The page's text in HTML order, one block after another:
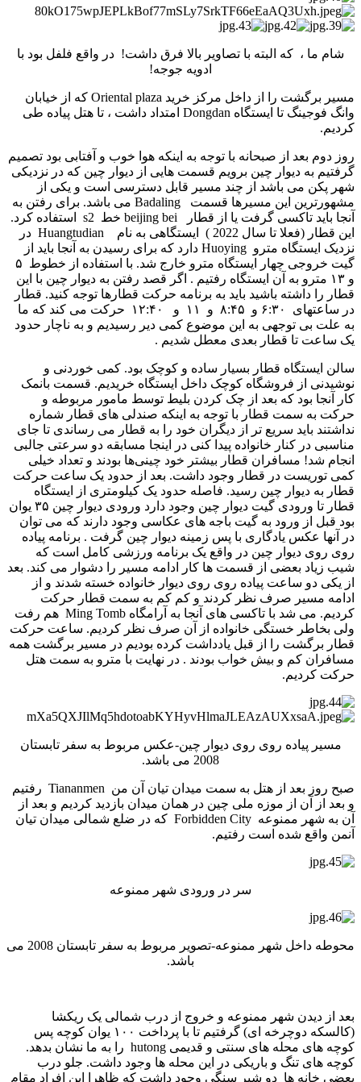
شام ما ، که البته با تصاویر بالا فرق داشت! در واقع فلفل بود با
ادویه جوجه!
مسیر برگشت را از داخل مرکز خرید Oriental plaza که از خیابان
وانگ فوجینگ تا ایستگاه Dongdan امتداد داشت ، تا هتل پیاده طی‌
کردیم.
روز دوم بعد از صبحانه با توجه به اینکه هوا خوب و آفتابی بود تصمیم
گرفتیم به دیوار چین برویم قسمت هایی از دیوار چین که در نزدیکی
شهر پکن می­ باشد از چند مسیر قابل دسترسی است و یکی از
مشهورترین این مسیرها قسمت Badaling می­ باشد. برای رفتن به
آنجا باید تاکسی گرفت یا از قطار beijing bei خط s2 استفاده کرد.
این قطار (فعلا تا سال 2022 ) ایستگاهی به نام Huangtudian در
نزدیک ایستگاه مترو Huoying دارد که برای رسیدن به آنجا باید از
گیت خروجی چهار ایستگاه مترو خارج شد. با استفاده از خطوط ۵
و ۱۳ مترو به آن ایستگاه رفتیم . اگر قصد رفتن به دیوار چین با این
قطار را داشته باشید باید به برنامه حرکت قطارها توجه کنید. قطار
در ساعتهای ۶:۳۰ و ۸:۴۵ و ۱۱ و ۱۲:۴۰ حرکت می ­کند که ما
به علت بی توجهی به این موضوع کمی دیر رسیدیم و به ناچار حدود
یک ساعت تا قطار بعدی معطل شدیم .
سالن ایستگاه قطار بسیار ساده و کوچک بود. کمی خوردنی و
نوشیدنی از فروشگاه کوچک داخل ایستگاه خریدیم. قسمت بانمک
کار آنجا بود که بعد از چک کردن بلیط توسط مامور مربوطه و
حرکت به سمت قطار با توجه به اینکه صندلی های قطار شماره
نداشتند باید سریع تر از دیگران خود را به قطار می ­رساندی تا جای
مناسبی در کنار خانواده پیدا کنی در اینجا مسابقه دو سرعتی جالبی
انجام شد! مسافران قطار بیشتر خود چینی‌ها بودند و تعداد خیلی
کمی توریست در قطار وجود داشت. بعد از حدود یک ساعت حرکت
قطار به دیوار چین رسید. فاصله حدود یک کیلومتری از ایستگاه
قطار تا ورودی گیت دیوار چین وجود دارد ورودی دیوار چین ۳۵ یوان
بود قبل از ورود به گیت باجه های عکاسی وجود دارند که می توان
در آنها عکس یادگاری با پس زمینه دیوار چین گرفت . برنامه پیاده
روی روی دیوار چین در واقع یک برنامه ورزشی کامل است که
شیب زیاد بعضی از قسمت ها کار ادامه مسیر را دشوار می­ کند. بعد
از یکی دو ساعت پیاده روی روی دیوار خانواده خسته شدند و از
ادامه مسیر صرف نظر کردند و کم کم به سمت قطار حرکت
کردیم. می شد با تاکسی های آنجا به آرامگاه Ming Tomb هم رفت
ولی بخاطر خستگی خانواده از آن صرف نظر کردیم. ساعت حرکت
قطار برگشت را از قبل یادداشت کرده بودیم در مسیر برگشت همه
مسافران کم و بیش خواب بودند . در نهایت با مترو به سمت هتل
حرکت کردیم.
مسیر پیاده روی روی دیوار چین-عکس مربوط به سفر تابستان
2008 می باشد.
صبح روز بعد از هتل به سمت میدان تیان آن من Tiananmen رفتیم
و بعد از آن از موزه ملی چین در همان میدان بازدید کردیم و بعد از
آن به شهر ممنوعه Forbidden City که در ضلع شمالی میدان تیان
آنمن واقع شده است رفتیم.
سر در ورودی شهر ممنوعه
محوطه داخل شهر ممنوعه-تصویر مربوط به سفر تابستان 2008 می
باشد.
بعد از دیدن شهر ممنوعه و خروج از درب شمالی یک ریکشا
(کالسکه دوچرخه ای) گرفتیم تا با پرداخت ۱۰۰ یوان کوچه پس
کوچه های محله های سنتی و قدیمی hutong را به ما نشان بدهد.
کوچه های تنگ و باریکی در این محله ها وجود داشت. جلو درب
بعضی خانه ها دو شیر سنگی وجود داشت که ظاهرا این افراد مقام